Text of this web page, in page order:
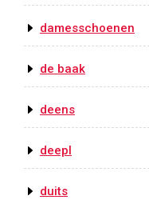
damesschoenen
de baak
deens
deepl
duits